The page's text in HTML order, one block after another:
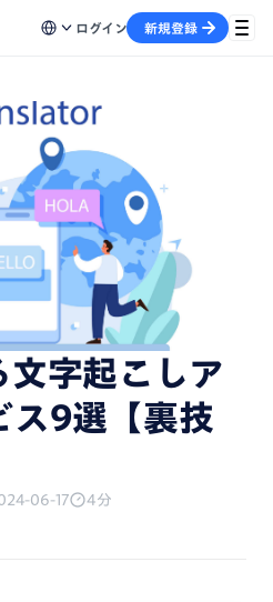
ログイン 新規登録
文字起こしア
ス9選【裏技
06-17 4分